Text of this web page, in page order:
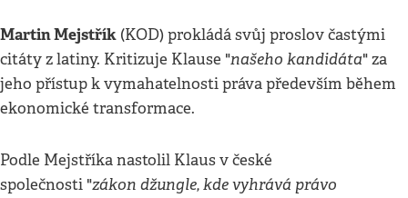
Martin Mejstřík (KOD) prokládá svůj proslov častými
citáty z latiny. Kritizuje Klause "našeho kandidáta" za
jeho přístup k vymahatelnosti práva především během
ekonomické transformace.
Podle Mejstříka nastolil Klaus v české
společnosti "zákon džungle, kde vyhrává právo